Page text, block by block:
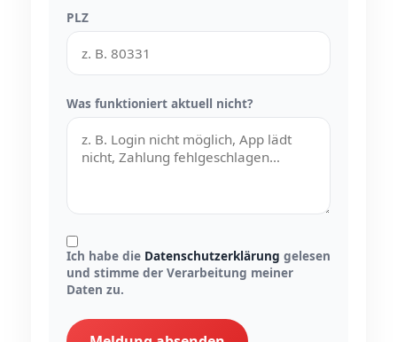
PLZ
Was funktioniert aktuell nicht?
Ich habe die Datenschutzerklärung gelesen
und stimme der Verarbeitung meiner
Daten zu.